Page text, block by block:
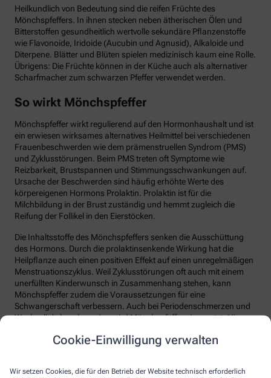
Cookie-Einwilligung verwalten
Wir setzen Cookies, die für den Betrieb der Website technisch erforderlich
Heilkundlich von Bedeutung sind die reifen Früchte des
Mönchspfeffers. In ihnen stecken neben ätherischen Ölen und
Bitterstoffen gesundheitlich wertvolle sekundäre Pflanzenstoffe
wie Flavonoide, Iridoide (Aucubin und Agnusid), Alkaloide und
Diterpene. Blätter und Blüten spielen medizinisch kaum eine Rolle.
Übrigens: Die Früchte können in der Küche auch als alternativer
Scharfmacher zum schwarzen Pfeffer verwendet werden.
So wirkt Mönchspfeffer
Mönchspfeffer wirkt regulierend auf den Hormonhaushalt und ist
ein erwiesen wirksames alternatives Heilmittel bei verschiedenen
Frauenbeschwerden wie dem prämenstruellen Syndrom (PMS)
und Zyklusstörungen. Beim PMS treten oft Symptome wie
Reizbarkeit, Brustspannen und Stimmungsschwankungen auf.
Ursache der Beschwerden sind häufig erhöhte Werte des
körpereigenen Hormons Prolaktin. Prolaktin ist für die
Milchbildung in der Brust zuständig und hemmt zugleich die
Reifung der Follikel in den Eierstöcken.
Die Inhaltsstoffe des Mönchspfeffers senken die Ausschüttung
des Hormons. Durch die prolaktinsenkende Wirkung hat die
Heilpflanze auch einen positiven Effekt auf einen unregelmäßigen
Menstruationszyklus. Weil Zyklusstörungen oft auch mit einem
unerfüllten Kinderwunsch in Zusammenhang stehen, kann
Mönchspfeffer zudem die Voraussetzungen für eine
Schwangerschaft verbessern. Auch bei Periodenschmerzen und
Wechseljahrbeschwerden wird Mönchspfeffer eingesetzt. Hierzu
Mönchspfeffer ist in der Apotheke rezeptfrei in Form von Kapseln,